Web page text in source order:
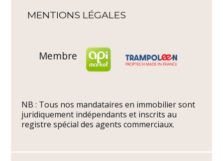
MENTIONS LÉGALES
Membre
NB : Tous nos mandataires en immobilier sont
juridiquement indépendants et inscrits au
registre spécial des agents commerciaux.